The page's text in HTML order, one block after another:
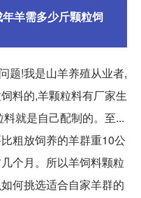
羊需多少斤颗粒饲
题!我是山羊养殖从业者,
料的,羊颗粒料有厂家生
就是自己配制的。至...
粗放饲养的羊群重10公
个月。所以羊饲料颗粒
何挑选适合自家羊群的